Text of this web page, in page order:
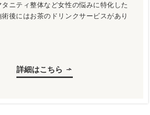
ニティ整体など女性の悩みに特化した
後にはお茶のドリンクサービスがあり
詳細はこちら